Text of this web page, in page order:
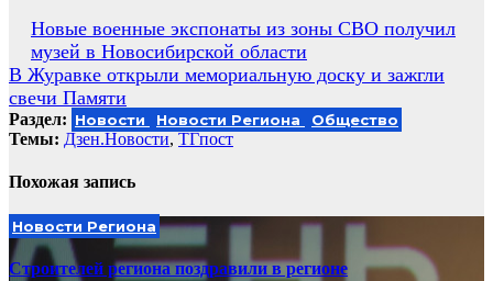
Навигация
по
записям
Новые военные экспонаты из зоны СВО получил
музей в Новосибирской области
В Журавке открыли мемориальную доску и зажгли
свечи Памяти
Раздел: Новости Новости Региона Общество
Темы: Дзен.Новости, ТГпост
Похожая запись
Новости Региона
Строителей региона поздравили в регионе